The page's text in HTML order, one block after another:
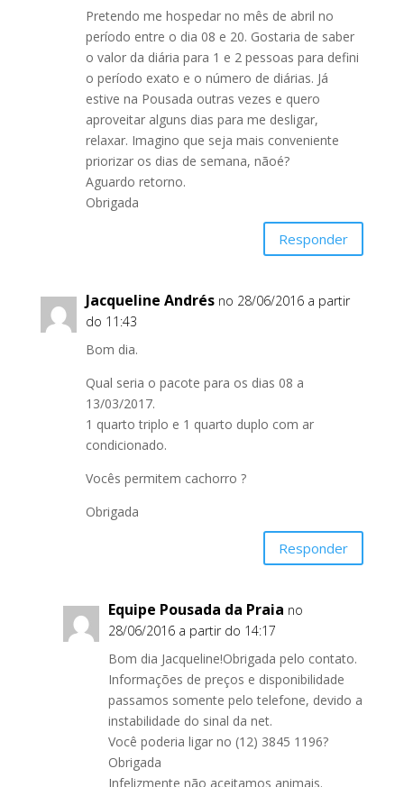
Pretendo me hospedar no mês de abril no
período entre o dia 08 e 20. Gostaria de saber
o valor da diária para 1 e 2 pessoas para defini
o período exato e o número de diárias. Já
estive na Pousada outras vezes e quero
aproveitar alguns dias para me desligar,
relaxar. Imagino que seja mais conveniente
priorizar os dias de semana, nãoé?
Aguardo retorno.
Obrigada
Responder
Jacqueline Andrés no 28/06/2016 a partir
do 11:43
Bom dia.
Qual seria o pacote para os dias 08 a
13/03/2017.
1 quarto triplo e 1 quarto duplo com ar
condicionado.
Vocês permitem cachorro ?
Obrigada
Responder
Equipe Pousada da Praia no
28/06/2016 a partir do 14:17
Bom dia Jacqueline!Obrigada pelo contato.
Informações de preços e disponibilidade
passamos somente pelo telefone, devido a
instabilidade do sinal da net.
Você poderia ligar no (12) 3845 1196?
Obrigada
Infelizmente não aceitamos animais.